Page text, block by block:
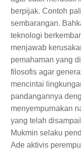
berpijak. Contoh
sembarangan.
teknologi
menjawab
pemahaman yang
filosofis agar
mencintai
pandangannya
menyempurnakan
yang telah
Mukmin selaku
Ade aktivis